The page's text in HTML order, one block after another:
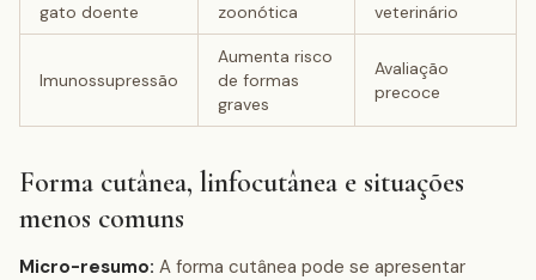
gato doente
zoonótica
veterinário
Imunossupressão
Aumenta risco
de formas
graves
Avaliação
precoce
Forma cutânea, linfocutânea e situações
menos comuns
Micro-resumo: A forma cutânea pode se apresentar